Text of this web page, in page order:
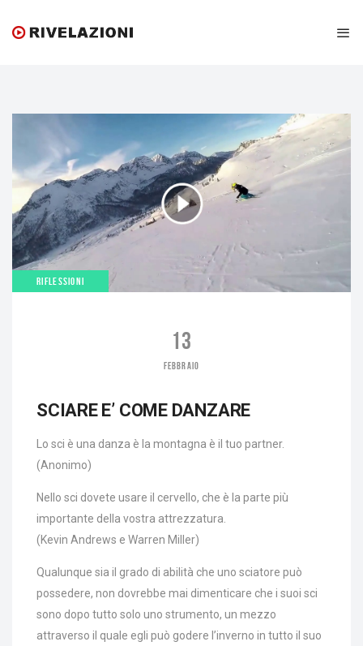
RIFLESSIONI
13
FEBBRAIO
SCIARE E’ COME DANZARE
Lo sci è una danza è la montagna è il tuo partner.
(Anonimo)
Nello sci dovete usare il cervello, che è la parte più
importante della vostra attrezzatura.
(Kevin Andrews e Warren Miller)
Qualunque sia il grado di abilità che uno sciatore può
possedere, non dovrebbe mai dimenticare che i suoi sci
sono dopo tutto solo uno strumento, un mezzo
attraverso il quale egli può godere l’inverno in tutto il suo